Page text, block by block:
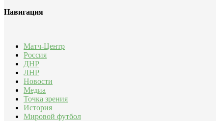
Навигация
Матч-Центр
Россия
ДНР
ЛНР
Новости
Медиа
Точка зрения
История
Мировой футбол